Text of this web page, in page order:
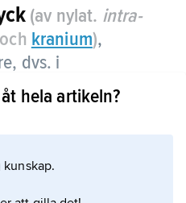
(av nylat. intra­
och kranium),
dvs. i
volym,
hela artikeln?